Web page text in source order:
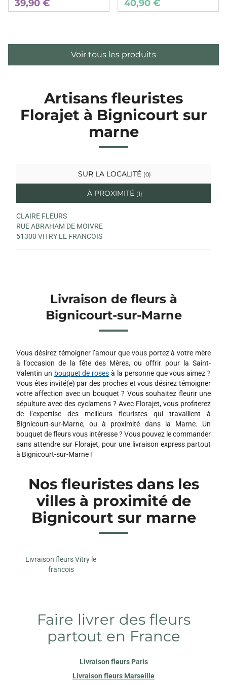
39,90 € 40,90 €
Voir tous les produits
Artisans fleuristes
Florajet à Bignicourt sur
marne
SUR LA LOCALITÉ (0)
À PROXIMITÉ (1)
CLAIRE FLEURS
RUE ABRAHAM DE MOIVRE
51300 VITRY LE FRANCOIS
Livraison de fleurs à
Bignicourt-sur-Marne
Vous désirez témoigner l’amour que vous portez à votre mère
à l’occasion de la fête des Mères, ou offrir pour la Saint-
Valentin un bouquet de roses à la personne que vous aimez ?
Vous êtes invité(e) par des proches et vous désirez témoigner
votre affection avec un bouquet ? Vous souhaitez fleurir une
sépulture avec des cyclamens ? Avec Florajet, vous profiterez
de l’expertise des meilleurs fleuristes qui travaillent à
Bignicourt-sur-Marne, ou à proximité dans la Marne. Un
bouquet de fleurs vous intéresse ? Vous pouvez le commander
sans attendre sur Florajet, pour une livraison express partout
à Bignicourt-sur-Marne !
Nos fleuristes dans les
villes à proximité de
Bignicourt sur marne
Livraison fleurs Vitry le
francois
Faire livrer des fleurs
partout en France
Livraison fleurs Paris
Livraison fleurs Marseille